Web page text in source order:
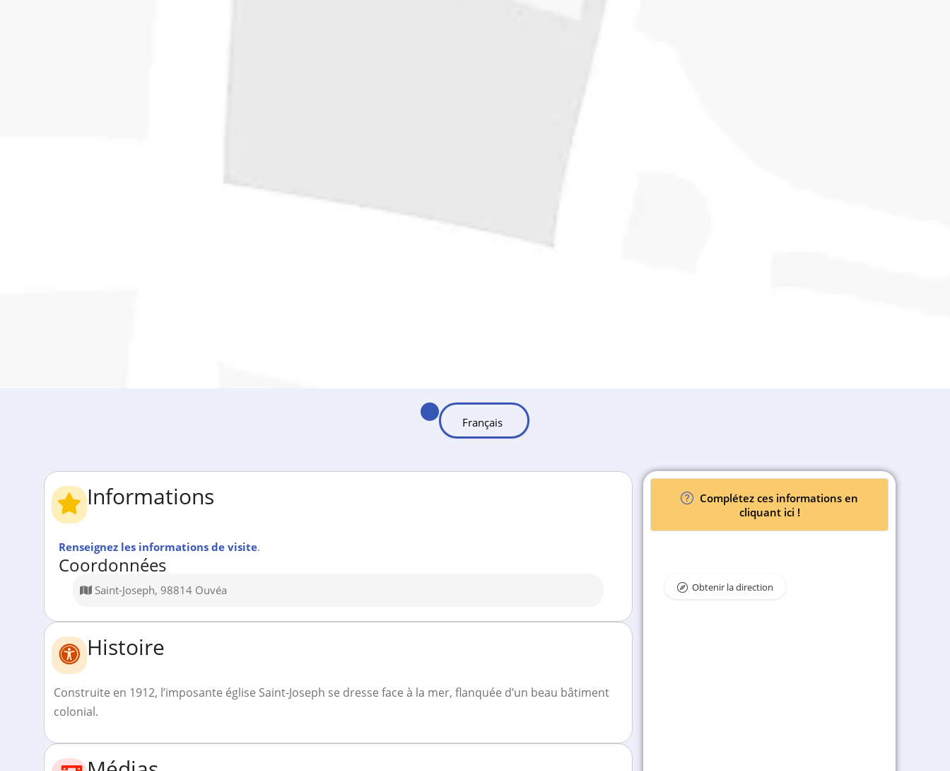
Informations
Renseignez les informations de visite.
Coordonnées
Saint-Joseph, 98814 Ouvéa
Histoire
Construite en 1912, l’imposante église Saint-Joseph se dresse face à la mer, flanquée d’un beau bâtiment
colonial.
Complétez ces informations en
cliquant ici !
Obtenir la direction